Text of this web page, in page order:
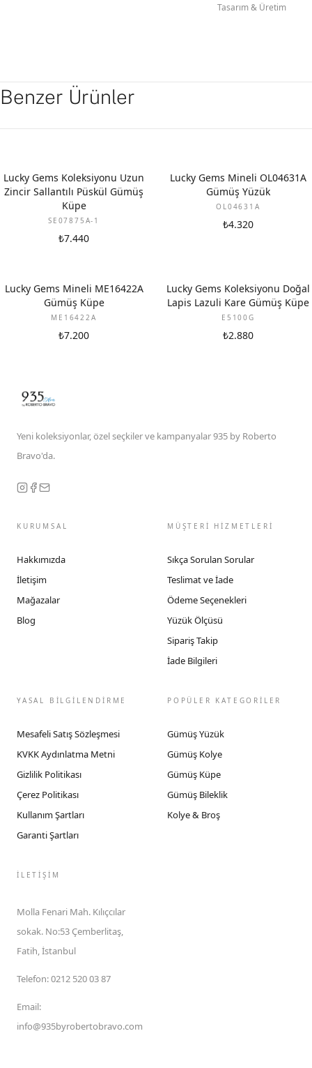
Tasarım & Üretim
Benzer Ürünler
Lucky Gems Koleksiyonu Uzun
Zincir Sallantılı Püskül Gümüş
Küpe
SE07875A-1
₺7.440
Lucky Gems Mineli OL04631A
Gümüş Yüzük
OL04631A
₺4.320
Lucky Gems Mineli ME16422A
Gümüş Küpe
ME16422A
₺7.200
Lucky Gems Koleksiyonu Doğal
Lapis Lazuli Kare Gümüş Küpe
E5100G
₺2.880
Yeni koleksiyonlar, özel seçkiler ve kampanyalar 935 by Roberto
Bravo'da.
KURUMSAL
Hakkımızda
İletişim
Mağazalar
Blog
MÜŞTERİ HİZMETLERİ
Sıkça Sorulan Sorular
Teslimat ve İade
Ödeme Seçenekleri
Yüzük Ölçüsü
Sipariş Takip
İade Bilgileri
YASAL BİLGİLENDİRME
Mesafeli Satış Sözleşmesi
KVKK Aydınlatma Metni
Gizlilik Politikası
Çerez Politikası
Kullanım Şartları
Garanti Şartları
POPÜLER KATEGORİLER
Gümüş Yüzük
Gümüş Kolye
Gümüş Küpe
Gümüş Bileklik
Kolye & Broş
İLETIŞIM
Molla Fenari Mah. Kılıçcılar
sokak. No:53 Çemberlitaş,
Fatih, İstanbul
Telefon:0212 520 03 87
Email:
info@935byrobertobravo.com